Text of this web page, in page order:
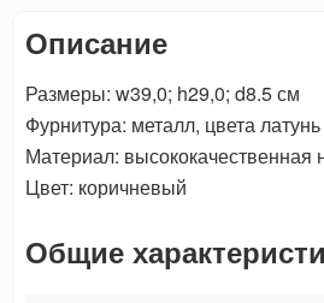
Описание
Размеры: w39,0; h29,0; d8.5 см
Фурнитура: металл, цвета латунь
Материал: высококачественная
Цвет: коричневый
Общие